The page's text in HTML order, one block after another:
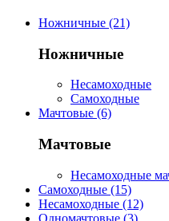
Ножничные (21)
Ножничные
Несамоходные
Самоходные
Мачтовые (6)
Мачтовые
Несамоходные
Самоходные (15)
Несамоходные (12)
Одномачтовые (3)